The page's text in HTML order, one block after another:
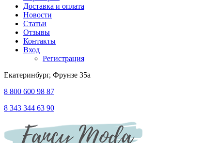
Доставка и оплата
Новости
Статьи
Отзывы
Контакты
Вход
Регистрация
Екатеринбург, Фрунзе 35а
8 800 600 98 87
8 343 344 63 90